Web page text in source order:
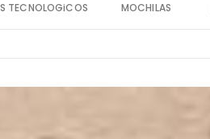
TECNOLOGiCOS MOCHILAS